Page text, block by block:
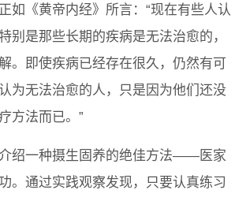
如《黄帝内经》所言：“现在有些人认
别是那些长期的疾病是无法治愈的，
。即使疾病已经存在很久，仍然有可
为无法治愈的人，只是因为他们还没
方法而已。”
绍一种摄生固养的绝佳方法——医家
。通过实践观察发现，只要认真练习